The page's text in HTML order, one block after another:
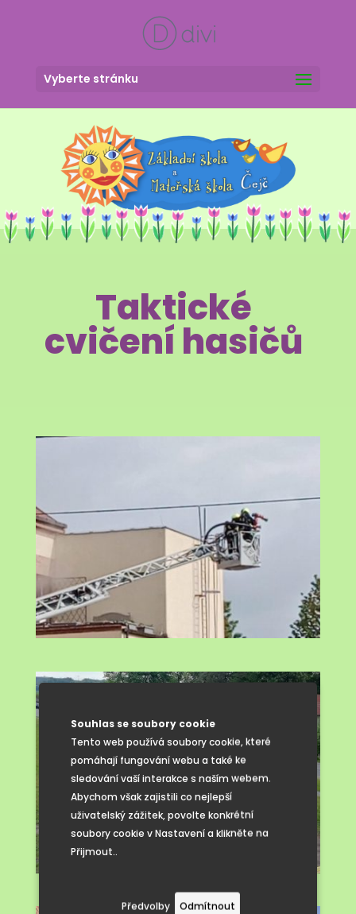
Souhlas se soubory cookie
Tento web používá soubory cookie, které
pomáhají fungování webu a také ke
sledování vaší interakce s naším webem.
Abychom však zajistili co nejlepší
uživatelský zážitek, povolte konkrétní
soubory cookie v Nastavení a klikněte na
Přijmout..
Předvolby Odmítnout
Vyberte stránku
Taktické
cvičení hasičů